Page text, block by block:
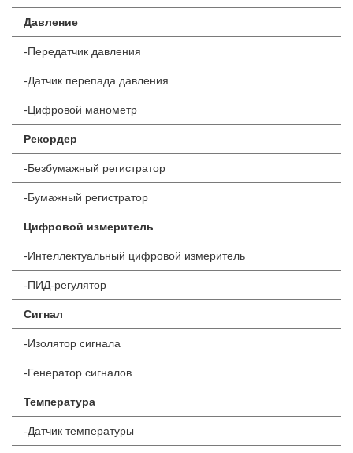
Давление
-Передатчик давления
-Датчик перепада давления
-Цифровой манометр
Рекордер
-Безбумажный регистратор
-Бумажный регистратор
Цифровой измеритель
-Интеллектуальный цифровой измеритель
-ПИД-регулятор
Сигнал
-Изолятор сигнала
-Генератор сигналов
Температура
-Датчик температуры